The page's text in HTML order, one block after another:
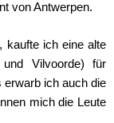
von Antwerpen.
kaufte ich eine alte
Vilvoorde) für
ich auch die
mich die Leute